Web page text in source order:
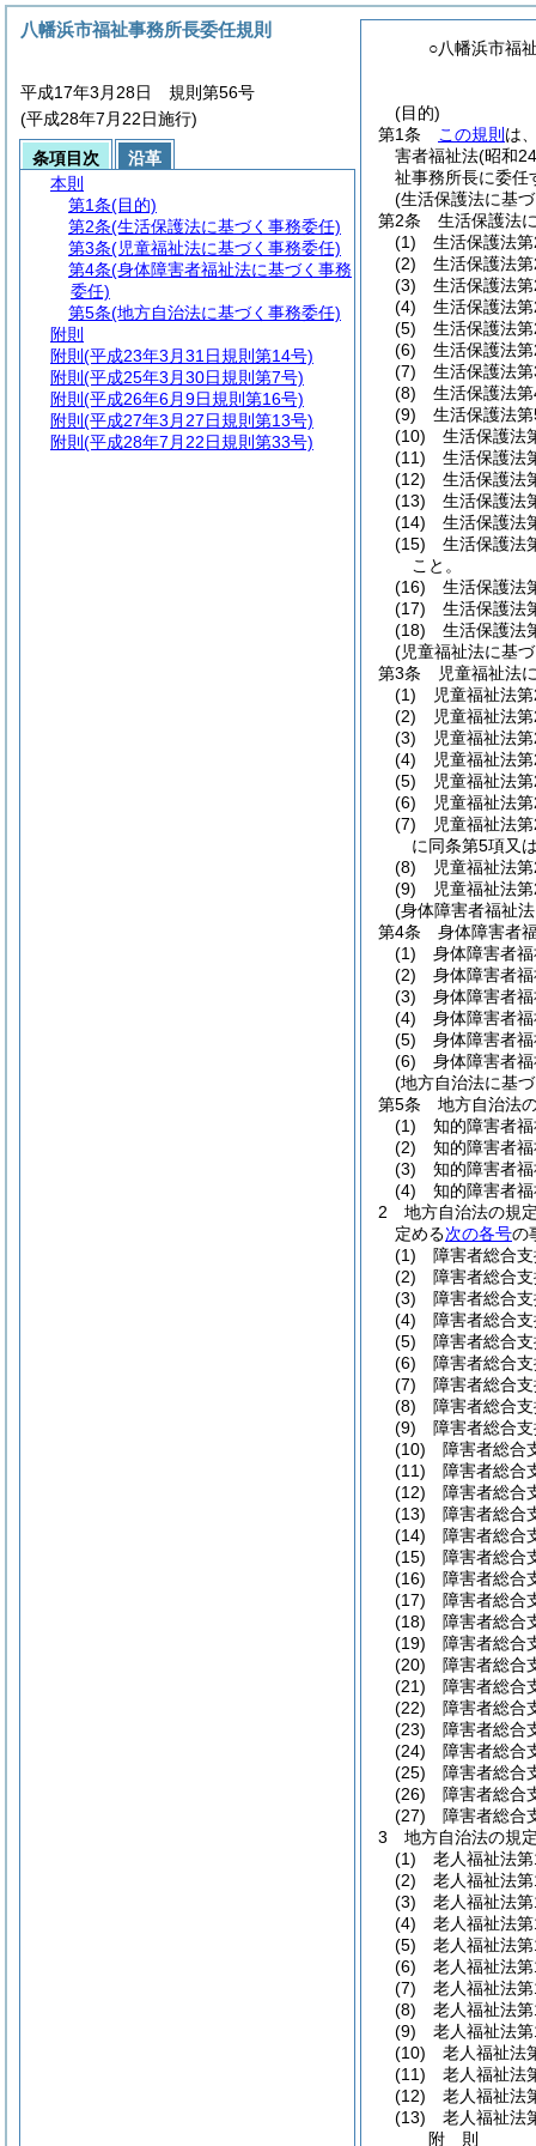
○八幡浜市福
(目的)
第1条
この規則 は
害者福祉法(昭和
祉事務所長に委任
(生活保護法に基
第2条
生活保護法
(1)
生活保護法
(2)
生活保護法
(3)
生活保護法
(4)
生活保護法
(5)
生活保護法
(6)
生活保護法
(7)
生活保護法
(8)
生活保護法
(9)
生活保護法
(10)
生活保護法
(11)
生活保護法
(12)
生活保護法
(13)
生活保護法
(14)
生活保護法
(15)
生活保護法
こと。
(16)
生活保護法
(17)
生活保護法
(18)
生活保護法
(児童福祉法に基
第3条
児童福祉法
(1)
児童福祉法
(2)
児童福祉法
(3)
児童福祉法
(4)
児童福祉法
(5)
児童福祉法
(6)
児童福祉法
(7)
児童福祉法
に同条第5項又
(8)
児童福祉法
(9)
児童福祉法
(身体障害者福祉
第4条
身体障害者
(1)
身体障害者
(2)
身体障害者
(3)
身体障害者
(4)
身体障害者
(5)
身体障害者
(6)
身体障害者
(地方自治法に基
第5条
地方自治法
(1)
知的障害者
(2)
知的障害者
(3)
知的障害者
(4)
知的障害者
2
地方自治法の規
定める次の各号の
(1)
障害者総合
(2)
障害者総合
(3)
障害者総合
(4)
障害者総合
(5)
障害者総合
(6)
障害者総合
(7)
障害者総合
(8)
障害者総合
(9)
障害者総合
(10)
障害者総合
(11)
障害者総合
(12)
障害者総合
(13)
障害者総合
(14)
障害者総合
(15)
障害者総合
(16)
障害者総合
(17)
障害者総合
(18)
障害者総合
(19)
障害者総合
(20)
障害者総合
(21)
障害者総合
(22)
障害者総合
(23)
障害者総合
(24)
障害者総合
(25)
障害者総合
(26)
障害者総合
(27)
障害者総合
3
地方自治法の規
(1)
老人福祉法
(2)
老人福祉法
(3)
老人福祉法
(4)
老人福祉法
(5)
老人福祉法
(6)
老人福祉法
(7)
老人福祉法
(8)
老人福祉法
(9)
老人福祉法
(10)
老人福祉法
(11)
老人福祉法
(12)
老人福祉法
(13)
老人福祉法
附 則
八幡浜市福祉事務所長委任規則
平成17年3月28日 規則第56号
(平成28年7月22日施行)
条項目次
沿革
本則
第1条(目的)
第2条(生活保護法に基づく事務委任)
第3条(児童福祉法に基づく事務委任)
第4条(身体障害者福祉法に基づく事務
委任)
第5条(地方自治法に基づく事務委任)
附則
附則 (平成23年3月31日規則第14号)
附則 (平成25年3月30日規則第7号)
附則 (平成26年6月9日規則第16号)
附則 (平成27年3月27日規則第13号)
附則 (平成28年7月22日規則第33号)